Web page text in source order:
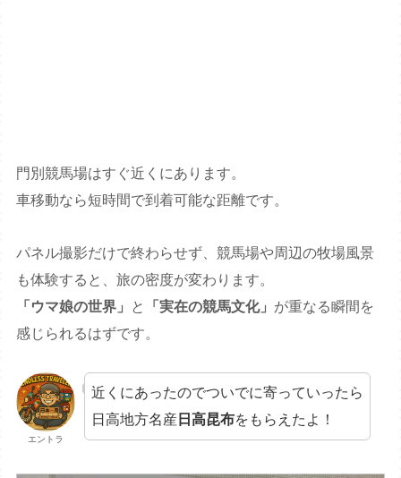
門別競馬場はすぐ近くにあります。
車移動なら短時間で到着可能な距離です。
パネル撮影だけで終わらせず、競馬場や周辺の牧場風景
も体験すると、旅の密度が変わります。
「ウマ娘の世界」
と 「実在の競馬文化」 が重なる瞬間を
感じられるはずです。
エントラ
近くにあったのでついでに寄っていったら
日高地方名産 日高昆布をもらえたよ！